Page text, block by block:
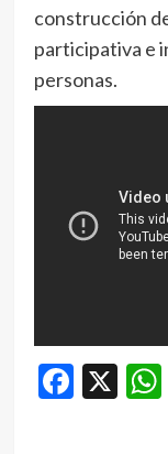
construcción
participativa e
personas.
X